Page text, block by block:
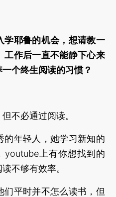
耶鲁的机会，想请教一
工作后一直不能静下心来
个终生阅读的习惯？
不必通过阅读。
年轻人，她学习新知的
youtube上有你想找到的
不够有效率。
平时并不怎么读书，但